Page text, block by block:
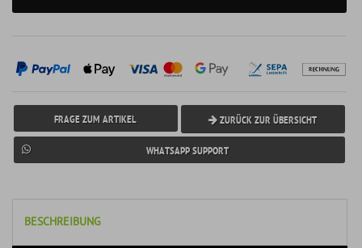
FRAGE ZUM ARTIKEL ZURÜCK ZUR ÜBERSICHT
WHATSAPP SUPPORT
BESCHREIBUNG